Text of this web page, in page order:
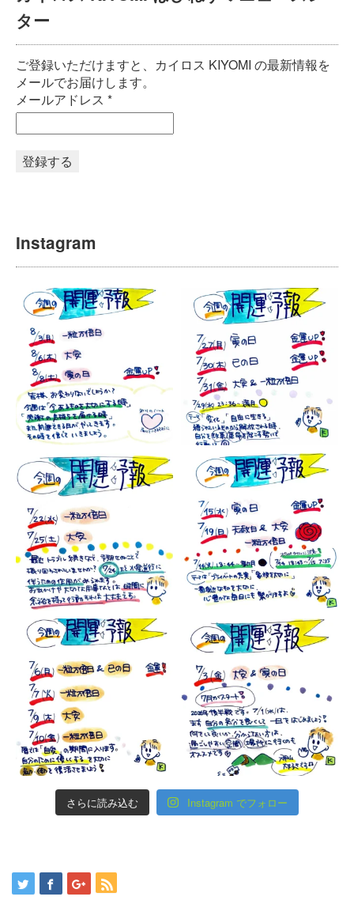
ター
ご登録いただけますと、カイロス KIYOMI の最新情報を
メールでお届けします。
メールアドレス *
Instagram
さらに読み込む Instagram でフォロー